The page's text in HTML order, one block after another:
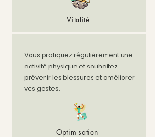
Vitalité
Vous pratiquez régulièrement une
activité physique et souhaitez
prévenir les blessures et améliorer
vos gestes.
Optimisation